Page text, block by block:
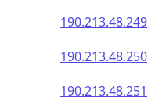
190.213.48.249
190.213.48.250
190.213.48.251